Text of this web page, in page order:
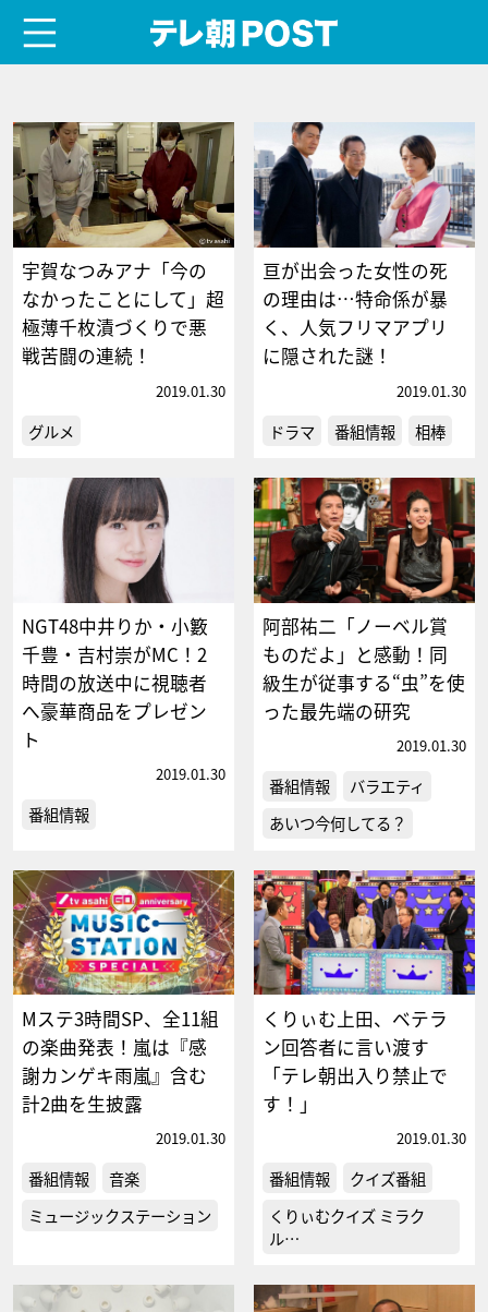
宇賀なつみアナ「今の
なかったことにして」超
極薄千枚漬づくりで悪
戦苦闘の連続！
2019.01.30
グルメ
亘が出会った女性の死
の理由は…特命係が暴
く、人気フリマアプリ
に隠された謎！
2019.01.30
ドラマ 番組情報 相棒
NGT48中井りか・小籔
千豊・吉村崇がMC！2
時間の放送中に視聴者
へ豪華商品をプレゼン
ト
2019.01.30
番組情報
阿部祐二「ノーベル賞
ものだよ」と感動！同
級生が従事する“虫”を使
った最先端の研究
2019.01.30
番組情報
バラエティ
あいつ今何してる？
Mステ3時間SP、全11組
の楽曲発表！嵐は『感
謝カンゲキ雨嵐』含む
計2曲を生披露
2019.01.30
番組情報
音楽
ミュージックステーション
くりぃむ上田、ベテラ
ン回答者に言い渡す
「テレ朝出入り禁止で
す！」
2019.01.30
番組情報
クイズ番組
くりぃむクイズ ミラク
ル…